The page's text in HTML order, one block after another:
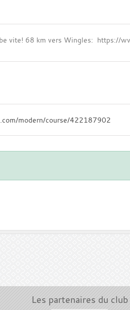
vite! 68 km vers Wingles:
modern/course/422187902
Les partenaires du club